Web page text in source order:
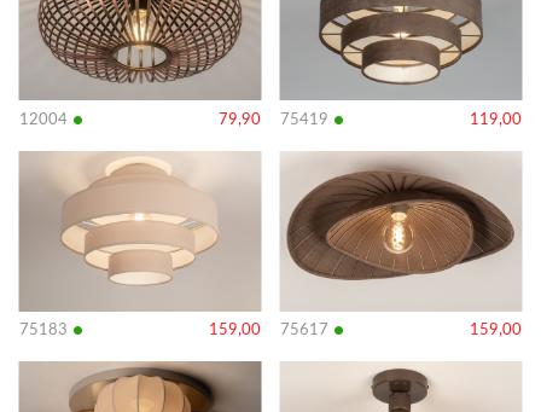
12004 • 79,90 75419 • 119,00
75183 • 159,00
Bekijk
75617 • 159,00
Bekijk